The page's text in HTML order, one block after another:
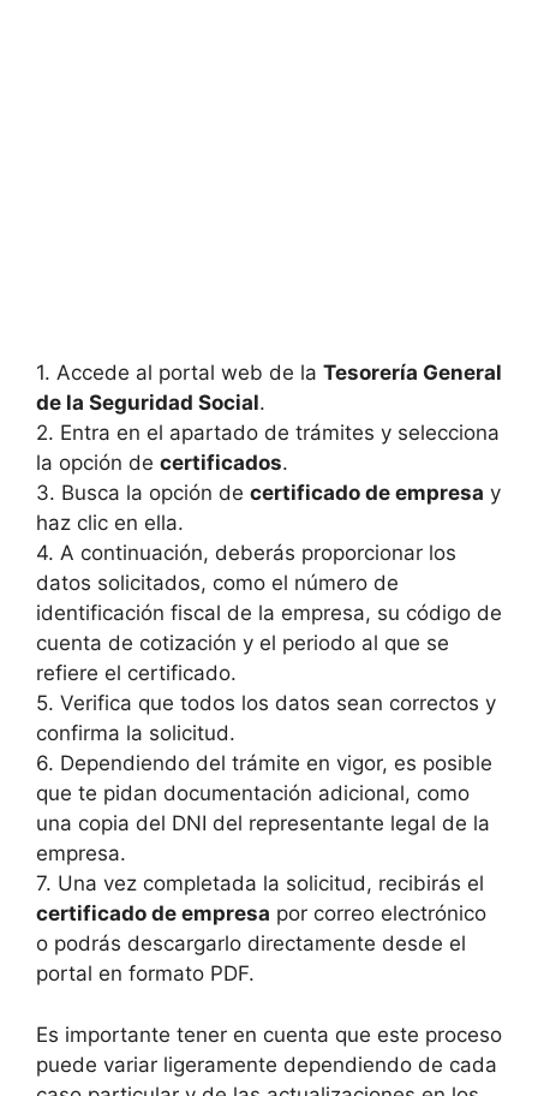
1. Accede al portal web de la Tesorería General
de la Seguridad Social.
2. Entra en el apartado de trámites y selecciona
la opción de certificados.
3. Busca la opción de certificado de empresa y
haz clic en ella.
4. A continuación, deberás proporcionar los
datos solicitados, como el número de
identificación fiscal de la empresa, su código de
cuenta de cotización y el periodo al que se
refiere el certificado.
5. Verifica que todos los datos sean correctos y
confirma la solicitud.
6. Dependiendo del trámite en vigor, es posible
que te pidan documentación adicional, como
una copia del DNI del representante legal de la
empresa.
7. Una vez completada la solicitud, recibirás el
certificado de empresa por correo electrónico
o podrás descargarlo directamente desde el
portal en formato PDF.
Es importante tener en cuenta que este proceso
puede variar ligeramente dependiendo de cada